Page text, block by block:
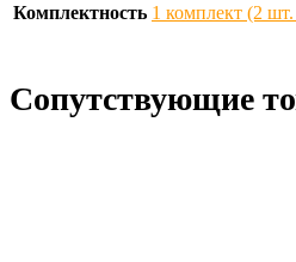
Комплектность 1 комплект (2
Сопутствующие